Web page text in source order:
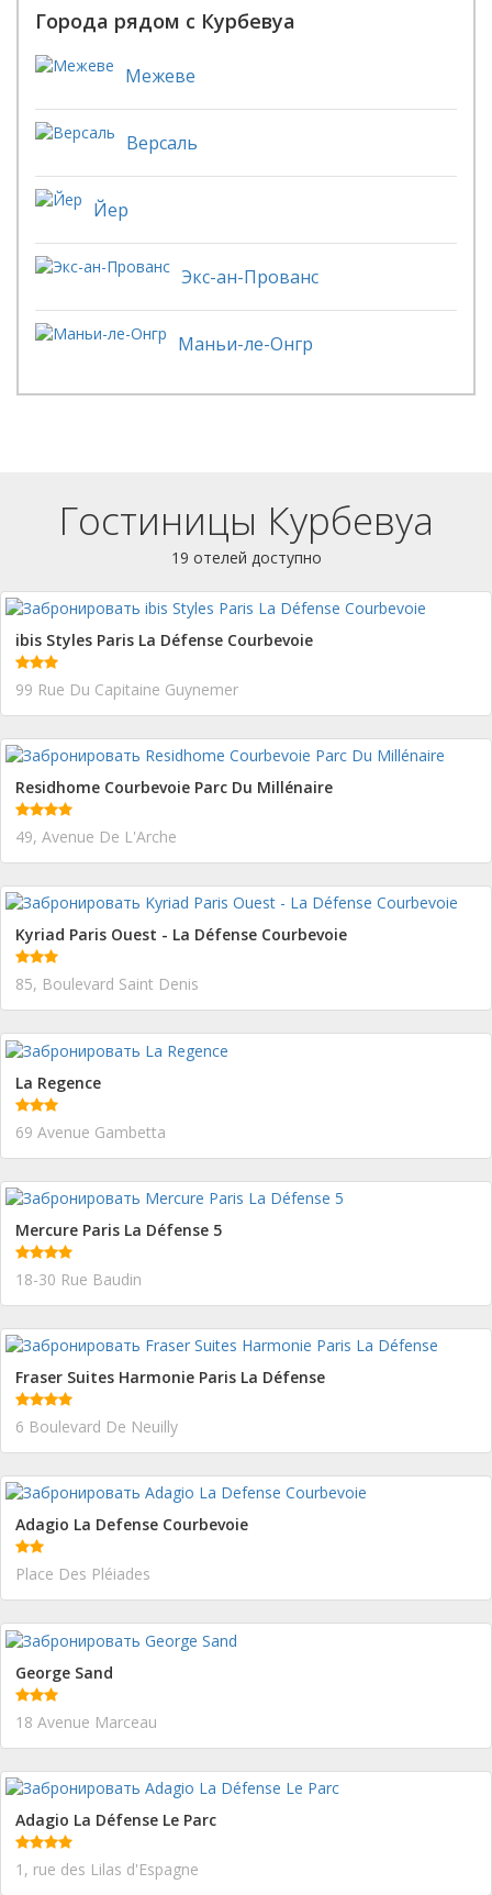
Города рядом с Курбевуа
Межеве
Версаль
Йер
Экс-ан-Прованс
Маньи-ле-Онгр
Гостиницы Курбевуа
19 отелей доступно
ibis Styles Paris La Défense Courbevoie
99 Rue Du Capitaine Guynemer
Residhome Courbevoie Parc Du Millénaire
49, Avenue De L'Arche
Kyriad Paris Ouest - La Défense Courbevoie
85, Boulevard Saint Denis
La Regence
69 Avenue Gambetta
Mercure Paris La Défense 5
18-30 Rue Baudin
Fraser Suites Harmonie Paris La Défense
6 Boulevard De Neuilly
Adagio La Defense Courbevoie
Place Des Pléiades
George Sand
18 Avenue Marceau
Adagio La Défense Le Parc
1, rue des Lilas d'Espagne